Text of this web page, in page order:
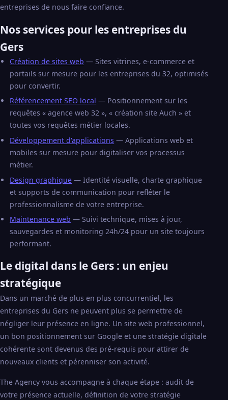
entreprises de nous faire confiance.
Nos services pour les entreprises du
Gers
Création de sites web — Sites vitrines, e-commerce et
portails sur mesure pour les entreprises du 32, optimisés
pour convertir.
Référencement SEO local — Positionnement sur les
requêtes « agence web 32 », « création site Auch » et
toutes vos requêtes métier locales.
Développement d'applications — Applications web et
mobiles sur mesure pour digitaliser vos processus
métier.
Design graphique — Identité visuelle, charte graphique
et supports de communication pour refléter le
professionnalisme de votre entreprise.
Maintenance web — Suivi technique, mises à jour,
sauvegardes et monitoring 24h/24 pour un site toujours
performant.
Le digital dans le Gers : un enjeu
stratégique
Dans un marché de plus en plus concurrentiel, les
entreprises du Gers ne peuvent plus se permettre de
négliger leur présence en ligne. Un site web professionnel,
un bon positionnement sur Google et une stratégie digitale
cohérente sont devenus des pré-requis pour attirer de
nouveaux clients et pérenniser son activité.
The Agency vous accompagne à chaque étape : audit de
votre présence actuelle, définition de votre stratégie